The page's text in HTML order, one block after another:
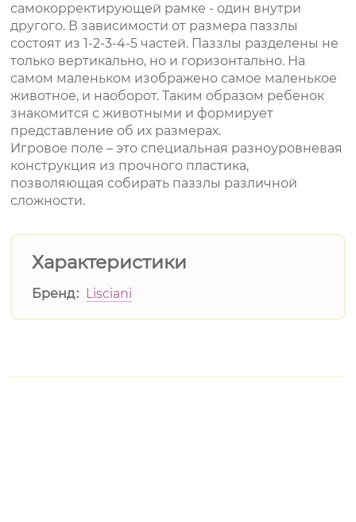
самокорректирующей рамке - один внутри
другого. В зависимости от размера паззлы
состоят из 1-2-3-4-5 частей. Паззлы разделены не
только вертикально, но и горизонтально. На
самом маленьком изображено самое маленькое
животное, и наоборот. Таким образом ребенок
знакомится с животными и формирует
представление об их размерах.
Игровое поле – это специальная разноуровневая
конструкция из прочного пластика,
позволяющая собирать паззлы различной
сложности.
Характеристики
Бренд Lisciani